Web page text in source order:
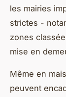
les mairies
strictes -
zones
mise en
Même en
peuvent